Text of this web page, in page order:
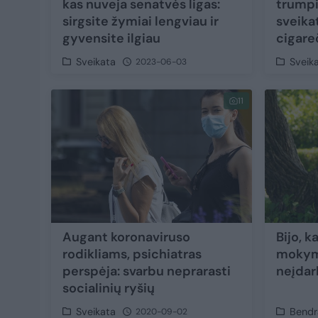
kas nuveja senatvės ligas:
sirgsite žymiai lengviau ir
gyvensite ilgiau
Sveikata 2023-06-03
11
Augant koronaviruso
rodikliams, psichiatras
perspėja: svarbu neprarasti
socialinių ryšių
Sveikata 2020-09-02
Bijo,